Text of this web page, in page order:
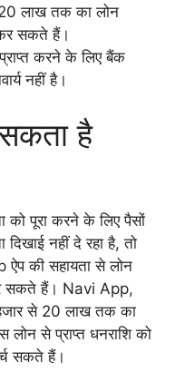
लाख तक का लोन
कर सकते हैं।
करने के लिए बैंक
नहीं है।
है
पूरा करने के लिए पैसों
नहीं दे रहा है, तो
की सहायता से लोन
सकते हैं। Navi App,
से 20 लाख तक का
से प्राप्त धनराशि को
सकते हैं।